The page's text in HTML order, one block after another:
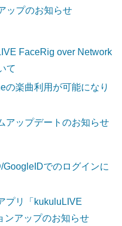
ップのお知らせ
FaceRig over Network
て
の楽曲利用が可能になり
アップデートのお知らせ
GoogleIDでのログインに
プリ「kukuluLIVE
ンアップのお知らせ